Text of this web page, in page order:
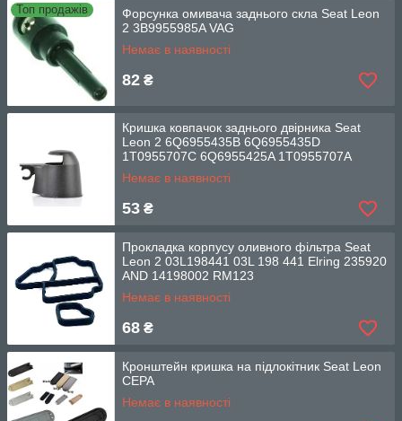
Топ продажів
Форсунка омивача заднього скла Seat Leon
2 3B9955985A VAG
Немає в наявності
82 ₴
Кришка ковпачок заднього двірника Seat
Leon 2 6Q6955435B 6Q6955435D
1T0955707C 6Q6955425A 1T0955707A
Немає в наявності
53 ₴
Прокладка корпусу оливного фільтра Seat
Leon 2 03L198441 03L 198 441 Elring 235920
AND 14198002 RM123
Немає в наявності
68 ₴
Кронштейн кришка на підлокітник Seat Leon
СЕРА
Немає в наявності